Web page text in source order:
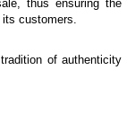
thus ensuring the
customers.
of authenticity